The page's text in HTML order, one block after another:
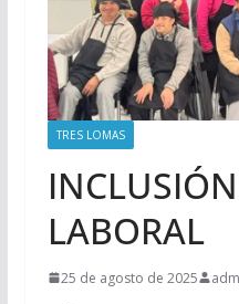
TRES LOMAS
LABORAL
25 de agosto de 2025